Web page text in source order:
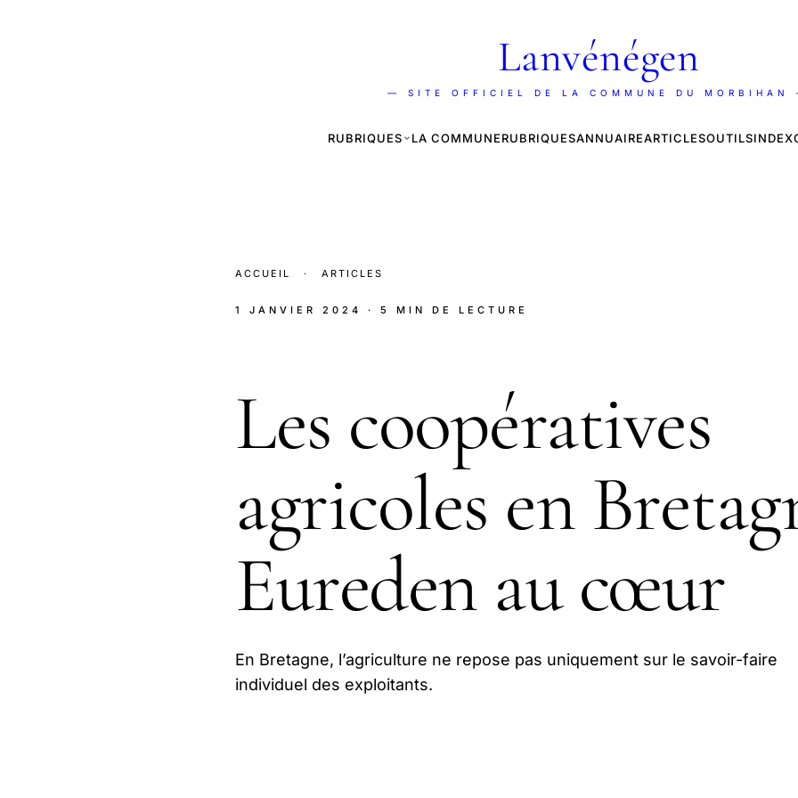
Lanvénégen
— SITE OFFICIEL DE LA COMMUNE DU MORBIHAN
RUBRIQUES LA COMMUNERUBRIQUESANNUAIREARTICLESOUTILSINDEX
ACCUEIL · ARTICLES
1 JANVIER 2024 · 5 MIN DE LECTURE
Les coopératives
agricoles en
Eureden au cœur
En Bretagne, l’agriculture ne repose pas uniquement sur le savoir-faire
individuel des exploitants.